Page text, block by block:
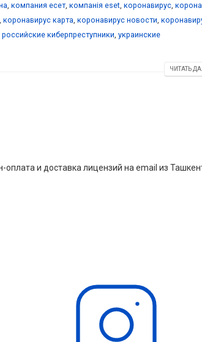
, компания есет, компанія eset, коронавирус,
, коронавирус карта, коронавирус новости,
российские киберпреступники, украинские
ЧИТАТЬ
и доставка лицензий на email из